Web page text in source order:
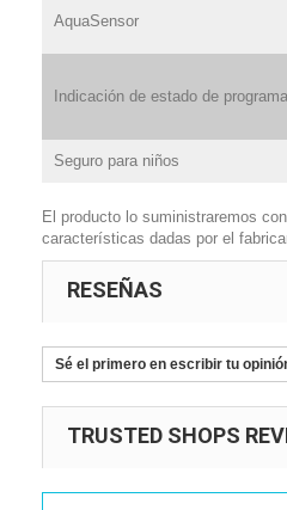
AquaSensor
Indicación de estado de programa
Seguro para niños
El producto lo suministraremos
características dadas por el
RESEÑAS
Sé el primero en escribir tu
TRUSTED SHOPS